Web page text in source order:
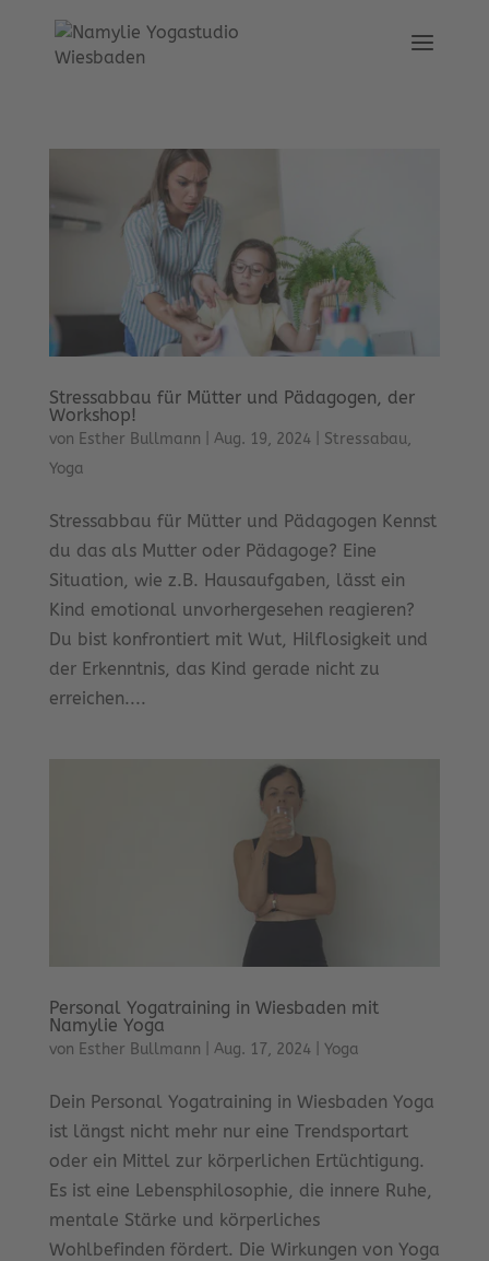
Stressabbau für Mütter und Pädagogen, der
Workshop!
von Esther Bullmann Aug. 19, 2024 Stressabau,
Yoga
Stressabbau für Mütter und Pädagogen Kennst
du das als Mutter oder Pädagoge? Eine
Situation, wie z.B. Hausaufgaben, lässt ein
Kind emotional unvorhergesehen reagieren?
Du bist konfrontiert mit Wut, Hilflosigkeit und
der Erkenntnis, das Kind gerade nicht zu
erreichen....
Personal Yogatraining in Wiesbaden mit
Namylie Yoga
von Esther Bullmann Aug. 17, 2024 Yoga
Dein Personal Yogatraining in Wiesbaden Yoga
ist längst nicht mehr nur eine Trendsportart
oder ein Mittel zur körperlichen Ertüchtigung.
Es ist eine Lebensphilosophie, die innere Ruhe,
mentale Stärke und körperliches
Wohlbefinden fördert. Die Wirkungen von Yoga